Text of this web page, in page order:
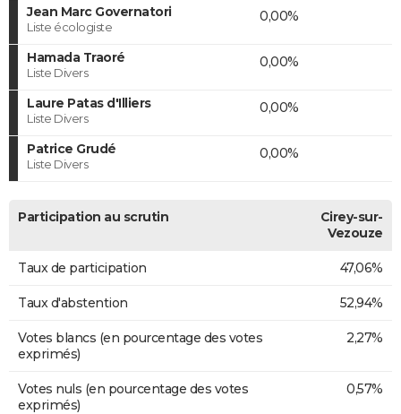
Jean Marc Governatori
Liste écologiste
0,00%
Hamada Traoré
Liste Divers
0,00%
Laure Patas d'Illiers
Liste Divers
0,00%
Patrice Grudé
Liste Divers
0,00%
Participation au scrutin
Cirey-sur-
Vezouze
Taux de participation 47,06%
Taux d'abstention 52,94%
Votes blancs (en pourcentage des votes
exprimés)
2,27%
Votes nuls (en pourcentage des votes
exprimés)
0,57%